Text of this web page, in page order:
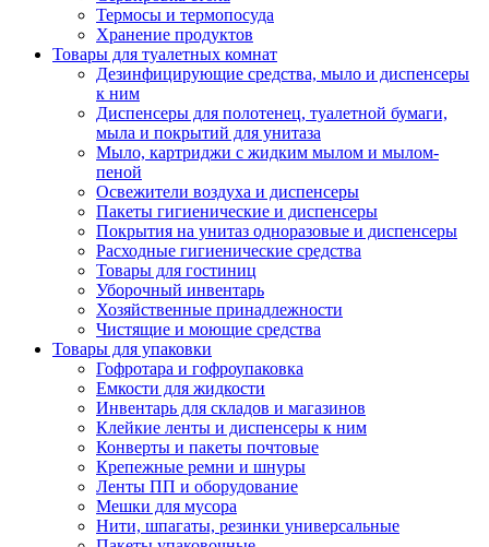
Термосы и термопосуда
Хранение продуктов
Товары для туалетных комнат
Дезинфицирующие средства, мыло и диспенсеры
к ним
Диспенсеры для полотенец, туалетной бумаги,
мыла и покрытий для унитаза
Мыло, картриджи с жидким мылом и мылом-
пеной
Освежители воздуха и диспенсеры
Пакеты гигиенические и диспенсеры
Покрытия на унитаз одноразовые и диспенсеры
Расходные гигиенические средства
Товары для гостиниц
Уборочный инвентарь
Хозяйственные принадлежности
Чистящие и моющие средства
Товары для упаковки
Гофротара и гофроупаковка
Емкости для жидкости
Инвентарь для складов и магазинов
Клейкие ленты и диспенсеры к ним
Конверты и пакеты почтовые
Крепежные ремни и шнуры
Ленты ПП и оборудование
Мешки для мусора
Нити, шпагаты, резинки универсальные